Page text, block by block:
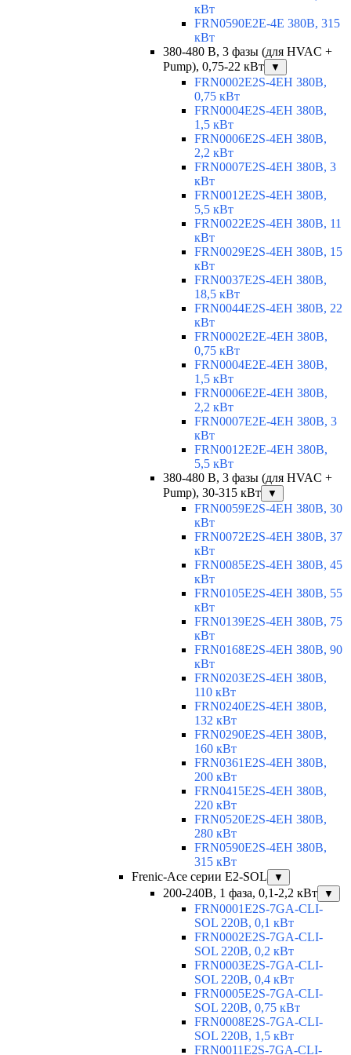
кВт
FRN0590E2E-4E 380В, 315
кВт
380-480 В, 3 фазы (для HVAC +
Pump), 0,75-22 кВт
▼
FRN0002E2S-4EH 380В,
0,75 кВт
FRN0004E2S-4EH 380В,
1,5 кВт
FRN0006E2S-4EH 380В,
2,2 кВт
FRN0007E2S-4EH 380В, 3
кВт
FRN0012E2S-4EH 380В,
5,5 кВт
FRN0022E2S-4EH 380В, 11
кВт
FRN0029E2S-4EH 380В, 15
кВт
FRN0037E2S-4EH 380В,
18,5 кВт
FRN0044E2S-4EH 380В, 22
кВт
FRN0002E2E-4EH 380В,
0,75 кВт
FRN0004E2E-4EH 380В,
1,5 кВт
FRN0006E2E-4EH 380В,
2,2 кВт
FRN0007E2E-4EH 380В, 3
кВт
FRN0012E2E-4EH 380В,
5,5 кВт
380-480 В, 3 фазы (для HVAC +
Pump), 30-315 кВт
▼
FRN0059E2S-4EH 380В, 30
кВт
FRN0072E2S-4EH 380В, 37
кВт
FRN0085E2S-4EH 380В, 45
кВт
FRN0105E2S-4EH 380В, 55
кВт
FRN0139E2S-4EH 380В, 75
кВт
FRN0168E2S-4EH 380В, 90
кВт
FRN0203E2S-4EH 380В,
110 кВт
FRN0240E2S-4EH 380В,
132 кВт
FRN0290E2S-4EH 380В,
160 кВт
FRN0361E2S-4EH 380В,
200 кВт
FRN0415E2S-4EH 380В,
220 кВт
FRN0520E2S-4EH 380В,
280 кВт
FRN0590E2S-4EH 380В,
315 кВт
Frenic-Ace серии E2-SOL
▼
200-240В, 1 фаза, 0,1-2,2 кВт ▼
FRN0001E2S-7GA-CLI-
SOL 220В, 0,1 кВт
FRN0002E2S-7GA-CLI-
SOL 220В, 0,2 кВт
FRN0003E2S-7GA-CLI-
SOL 220В, 0,4 кВт
FRN0005E2S-7GA-CLI-
SOL 220В, 0,75 кВт
FRN0008E2S-7GA-CLI-
SOL 220В, 1,5 кВт
FRN0011E2S-7GA-CLI-